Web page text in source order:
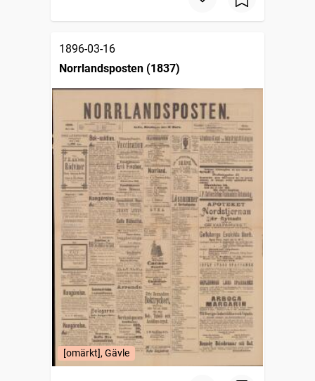
1896-03-16
Norrlandsposten (1837)
[omärkt], Gävle